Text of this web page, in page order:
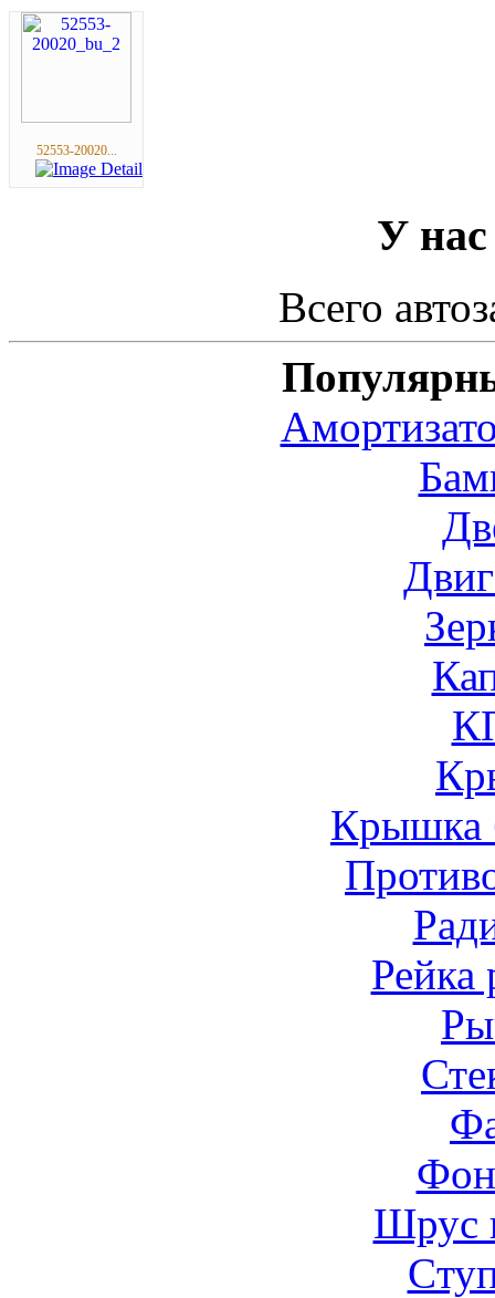
52553-20020...
У
Всего
Крышка
Рейка
Шрус